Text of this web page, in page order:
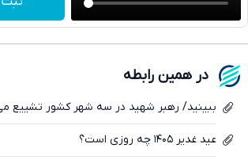
واتساپ
در همین رابطه
ببینید/ رهبر شهید در سه شهر کشور تشییع
عید غدیر ۱۴۰۵ چه روزی است؟